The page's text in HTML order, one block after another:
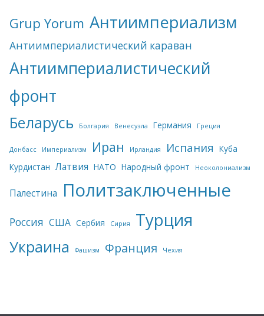
Grup Yorum Антиимпериализм
Антиимпериалистический караван
Антиимпериалистический
фронт
Беларусь Болгария Венесуэла Германия Греция
Донбасс Империализм Иран Ирландия Испания Куба
Курдистан Латвия НАТО Народный фронт Неоколониализм
Палестина Политзаключенные
Россия США Сербия Сирия Турция
Украина Фашизм Франция Чехия